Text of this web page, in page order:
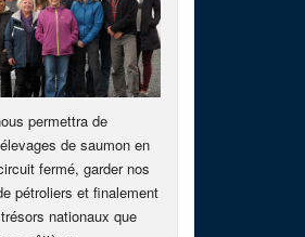
permettra de
de saumon en
fermé, garder nos
pétroliers et finalement
nationaux que